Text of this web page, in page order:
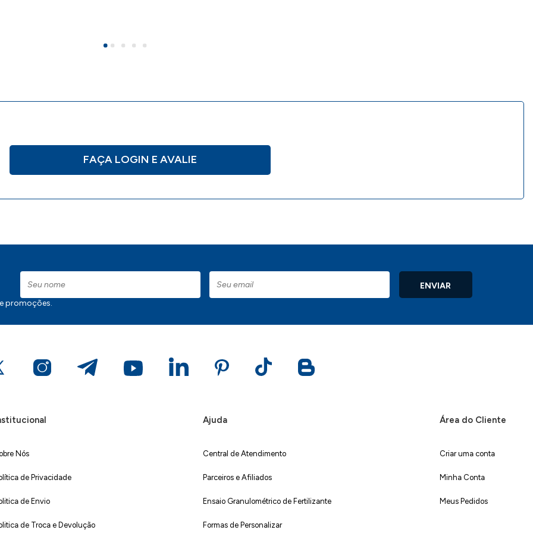
FAÇA LOGIN E AVALIE
promoções.
ENVIAR
Nós
de Privacidade
de Envio
de Troca e Devolução
Ajuda
Central de Atendimento
Parceiros e Afiliados
Ensaio Granulométrico de Fertilizante
Formas de Personalizar
Área do Cliente
Criar uma conta
Minha Conta
Meus Pedidos